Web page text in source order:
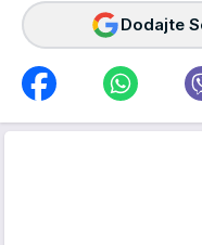
Dodajte